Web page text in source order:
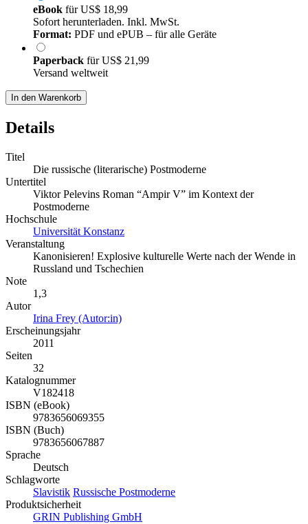
eBook fürUS$ 18,99
Sofort herunterladen. Inkl. MwSt.
Format: PDF und ePUB – für alle Geräte
Paperback fürUS$ 21,99
Versand weltweit
In den Warenkorb
Details
Titel
Die russische (literarische) Postmoderne
Untertitel
Viktor Pelevins Roman “Ampir V” im Kontext der
Postmoderne
Hochschule
Universität Konstanz
Veranstaltung
Kanonisieren! Explosive kulturelle Werte nach der Wende in
Russland und Tschechien
Note
1,3
Autor
Irina Frey (Autor:in)
Erscheinungsjahr
2011
Seiten
32
Katalognummer
V182418
ISBN (eBook)
9783656069355
ISBN (Buch)
9783656067887
Sprache
Deutsch
Schlagworte
Slavistik Russische Postmoderne
Produktsicherheit
GRIN Publishing GmbH